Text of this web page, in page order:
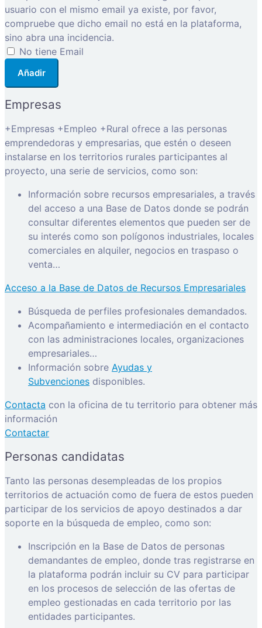
usuario con el mismo email ya existe, por favor,
compruebe que dicho email no está en la plataforma,
sino abra una incidencia.
No tiene Email
Añadir
Empresas
+Empresas +Empleo +Rural ofrece a las personas
emprendedoras y empresarias, que estén o deseen
instalarse en los territorios rurales participantes al
proyecto, una serie de servicios, como son:
Información sobre recursos empresariales, a través
del acceso a una Base de Datos donde se podrán
consultar diferentes elementos que pueden ser de
su interés como son polígonos industriales, locales
comerciales en alquiler, negocios en traspaso o
venta…
Acceso a la Base de Datos de Recursos Empresariales
Búsqueda de perfiles profesionales demandados.
Acompañamiento e intermediación en el contacto
con las administraciones locales, organizaciones
empresariales…
Información sobre Ayudas y
Subvenciones disponibles.
Contacta con la oficina de tu territorio para obtener más
información
Contactar
Personas candidatas
Tanto las personas desempleadas de los propios
territorios de actuación como de fuera de estos pueden
participar de los servicios de apoyo destinados a dar
soporte en la búsqueda de empleo, como son:
Inscripción en la Base de Datos de personas
demandantes de empleo, donde tras registrarse en
la plataforma podrán incluir su CV para participar
en los procesos de selección de las ofertas de
empleo gestionadas en cada territorio por las
entidades participantes.